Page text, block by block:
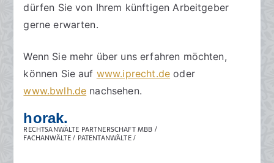
dürfen Sie von Ihrem künftigen Arbeitgeber
gerne erwarten.
Wenn Sie mehr über uns erfahren möchten,
können Sie auf www.iprecht.de oder
www.bwlh.de nachsehen.
horak.
RECHTSANWÄLTE PARTNERSCHAFT MBB /
FACHANWÄLTE / PATENTANWÄLTE /